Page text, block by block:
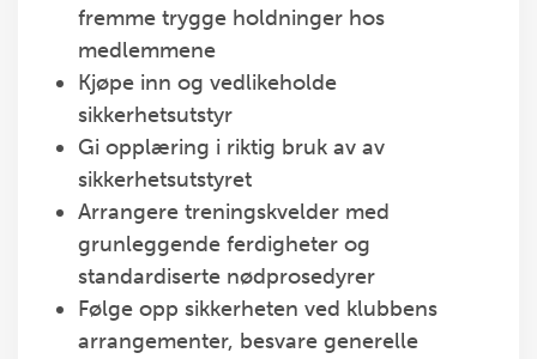
fremme trygge holdninger hos
medlemmene
Kjøpe inn og vedlikeholde
sikkerhetsutstyr
Gi opplæring i riktig bruk av av
sikkerhetsutstyret
Arrangere treningskvelder med
grunleggende ferdigheter og
standardiserte nødprosedyrer
Følge opp sikkerheten ved klubbens
arrangementer, besvare generelle